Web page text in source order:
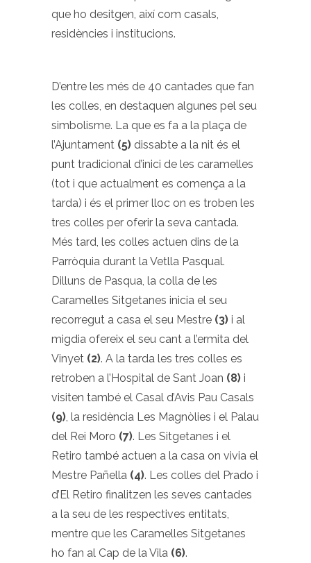
que ho desitgen, així com casals,
residències i institucions.
D’entre les més de 40 cantades que fan
les colles, en destaquen algunes pel seu
simbolisme. La que es fa a la plaça de
l’Ajuntament (5) dissabte a la nit és el
punt tradicional d’inici de les caramelles
(tot i que actualment es comença a la
tarda) i és el primer lloc on es troben les
tres colles per oferir la seva cantada.
Més tard, les colles actuen dins de la
Parròquia durant la Vetlla Pasqual.
Dilluns de Pasqua, la colla de les
Caramelles Sitgetanes inicia el seu
recorregut a casa el seu Mestre (3) i al
migdia ofereix el seu cant a l’ermita del
Vinyet (2). A la tarda les tres colles es
retroben a l’Hospital de Sant Joan (8) i
visiten també el Casal d’Avis Pau Casals
(9), la residència Les Magnòlies i el Palau
del Rei Moro (7). Les Sitgetanes i el
Retiro també actuen a la casa on vivia el
Mestre Pañella (4). Les colles del Prado i
d’El Retiro finalitzen les seves cantades
a la seu de les respectives entitats,
mentre que les Caramelles Sitgetanes
ho fan al Cap de la Vila (6).